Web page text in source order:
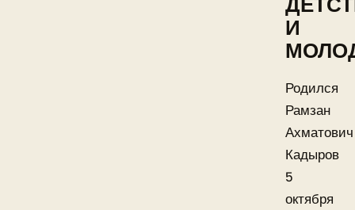
И
Родился
Рамзан
Ахматович
Кадыров
5
октября